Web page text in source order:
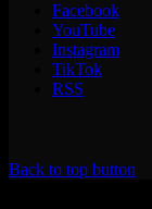
Facebook
YouTube
Instagram
TikTok
RSS
Back to top button